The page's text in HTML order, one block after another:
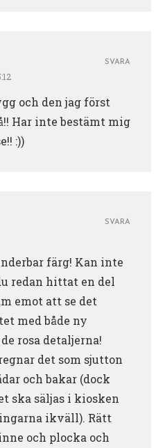
och den jag först
Har inte bestämt mig
:))
SVARA
färg! Kan inte
redan hittat en del
emot att se det
med både ny
rosa detaljerna!
det som sjutton
och bakar (dock
ska säljas i kiosken
ikväll). Rätt
och plocka och
SVARA